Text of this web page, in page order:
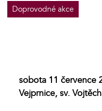
Doprovodné akce
sobota 11 července
Vejprnice, sv.